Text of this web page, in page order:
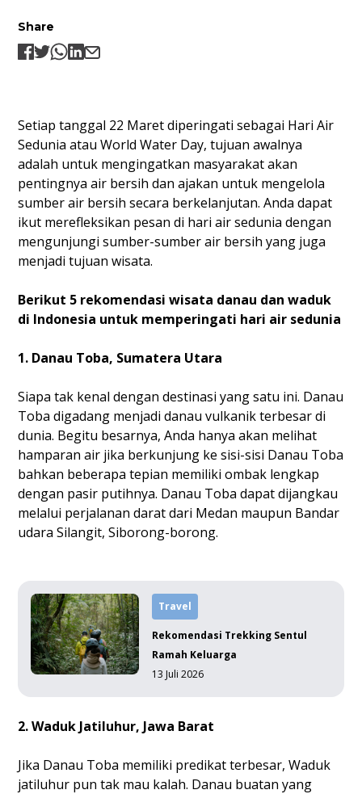
Share
Setiap tanggal 22 Maret diperingati sebagai Hari Air
Sedunia atau World Water Day, tujuan awalnya
adalah untuk mengingatkan masyarakat akan
pentingnya air bersih dan ajakan untuk mengelola
sumber air bersih secara berkelanjutan. Anda dapat
ikut merefleksikan pesan di hari air sedunia dengan
mengunjungi sumber-sumber air bersih yang juga
menjadi tujuan wisata.
Berikut 5 rekomendasi wisata danau dan waduk
di Indonesia untuk memperingati hari air sedunia
1. Danau Toba, Sumatera Utara
Siapa tak kenal dengan destinasi yang satu ini. Danau
Toba digadang menjadi danau vulkanik terbesar di
dunia. Begitu besarnya, Anda hanya akan melihat
hamparan air jika berkunjung ke sisi-sisi Danau Toba
bahkan beberapa tepian memiliki ombak lengkap
dengan pasir putihnya. Danau Toba dapat dijangkau
melalui perjalanan darat dari Medan maupun Bandar
udara Silangit, Siborong-borong.
Travel
Rekomendasi Trekking Sentul
Ramah Keluarga
13 Juli 2026
2. Waduk Jatiluhur, Jawa Barat
Jika Danau Toba memiliki predikat terbesar, Waduk
jatiluhur pun tak mau kalah. Danau buatan yang